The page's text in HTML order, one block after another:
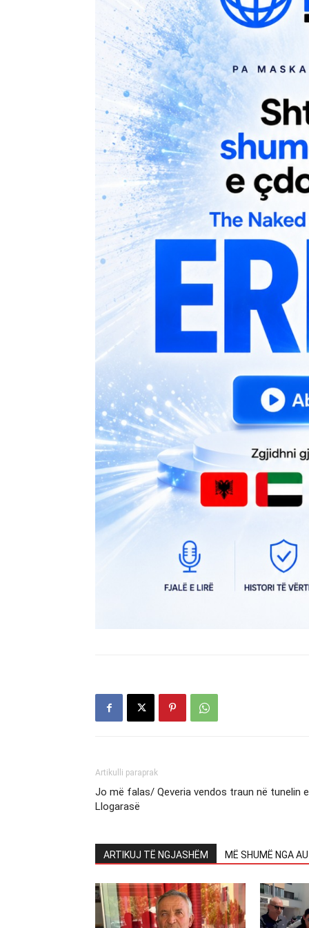
Artikulli paraprak
Jo më falas/ Qeveria vendos traun në tunelin e
Llogarasë
ARTIKUJ TË NGJASHËM MË SHUMË NGA